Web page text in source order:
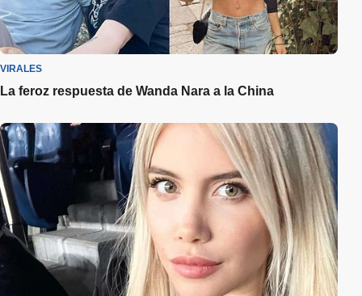
VIRALES
La feroz respuesta de Wanda Nara a la China